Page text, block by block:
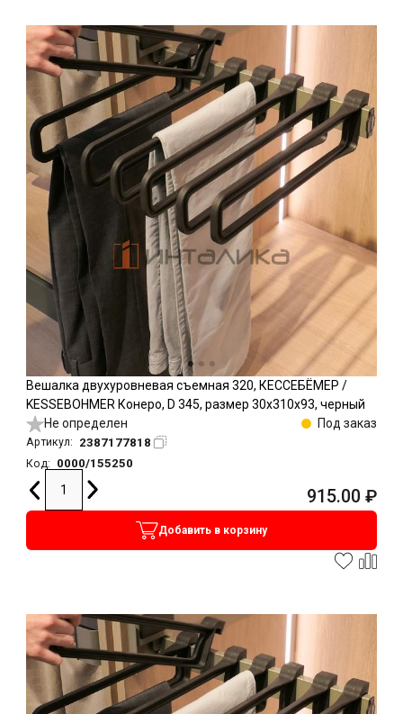
Вешалка двухуровневая съемная 320, КЕССЕБЁМЕР /
KESSEBOHMER Конеро, D 345, размер 30x310x93, черный
Не определен
Под заказ
Артикул: 2387177818
Код: 0000/155250
915.00 ₽
Добавить в корзину